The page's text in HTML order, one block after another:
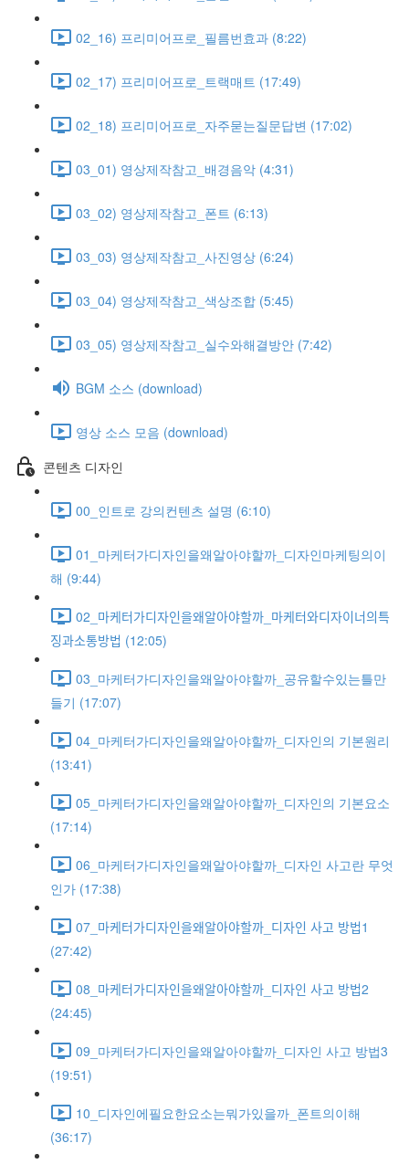
02_16) 프리미어프로_필름번효과 (8:22)
02_17) 프리미어프로_트랙매트 (17:49)
02_18) 프리미어프로_자주묻는질문답변 (17:02)
03_01) 영상제작참고_배경음악 (4:31)
03_02) 영상제작참고_폰트 (6:13)
03_03) 영상제작참고_사진영상 (6:24)
03_04) 영상제작참고_색상조합 (5:45)
03_05) 영상제작참고_실수와해결방안 (7:42)
BGM 소스 (download)
영상 소스 모음 (download)
콘텐츠 디자인
00_인트로 강의컨텐츠 설명 (6:10)
01_마케터가디자인을왜알아야할까_디자인마케팅의이
해 (9:44)
02_마케터가디자인을왜알아야할까_마케터와디자이너의특
징과소통방법 (12:05)
03_마케터가디자인을왜알아야할까_공유할수있는틀만
들기 (17:07)
04_마케터가디자인을왜알아야할까_디자인의 기본원리
(13:41)
05_마케터가디자인을왜알아야할까_디자인의 기본요소
(17:14)
06_마케터가디자인을왜알아야할까_디자인 사고란 무엇
인가 (17:38)
07_마케터가디자인을왜알아야할까_디자인 사고 방법1
(27:42)
08_마케터가디자인을왜알아야할까_디자인 사고 방법2
(24:45)
09_마케터가디자인을왜알아야할까_디자인 사고 방법3
(19:51)
10_디자인에필요한요소는뭐가있을까_폰트의이해
(36:17)